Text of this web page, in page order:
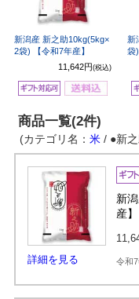
新潟産 新之助10kg(5kg×
2袋) 【令和7年産】
11,642円 (税込)
新
袋
商品一覧(2件)
(カテゴリ名： 米/ ●新之
詳細を見る
新
産】
令和7